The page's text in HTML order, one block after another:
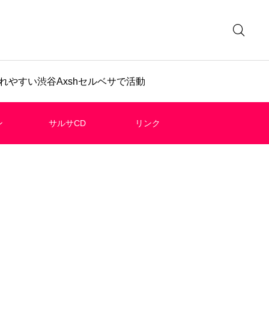
やすい渋谷Axshセルベサで活動
サルサCD リンク